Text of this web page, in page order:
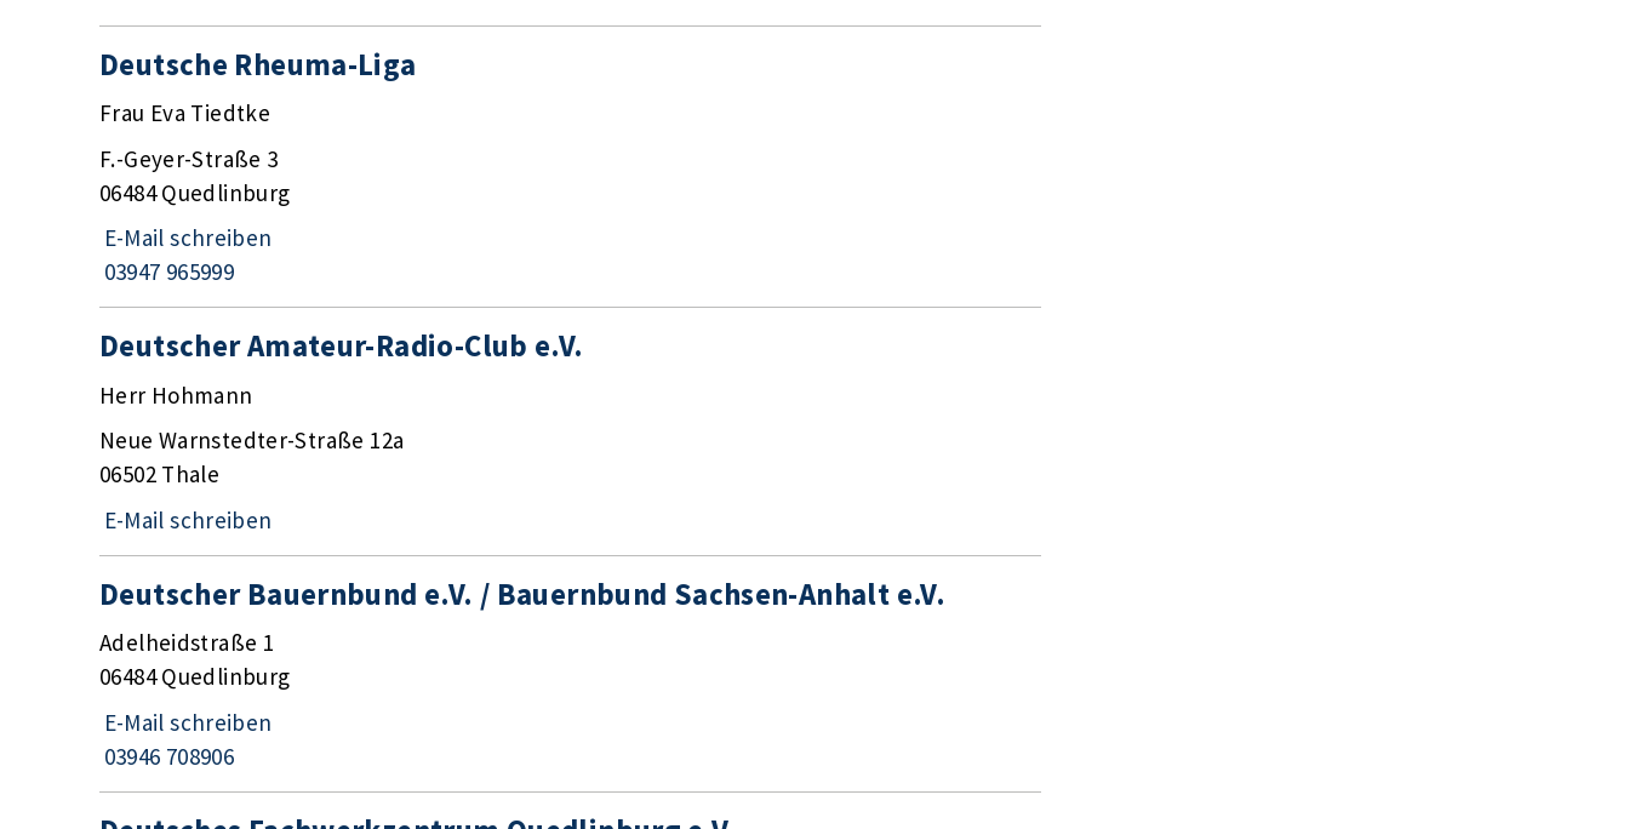
Deutsche Rheuma-Liga
Frau Eva Tiedtke
F.-Geyer-Straße 3
06484 Quedlinburg
E-Mail schreiben
03947 965999
Deutscher Amateur-Radio-Club e.V.
Herr Hohmann
Neue Warnstedter-Straße 12a
06502 Thale
E-Mail schreiben
Deutscher Bauernbund e.V. / Bauernbund Sachsen-Anhalt e.V.
Adelheidstraße 1
06484 Quedlinburg
E-Mail schreiben
03946 708906